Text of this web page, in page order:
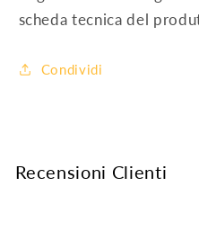
scheda tecnica del
Condividi
Recensioni Clienti